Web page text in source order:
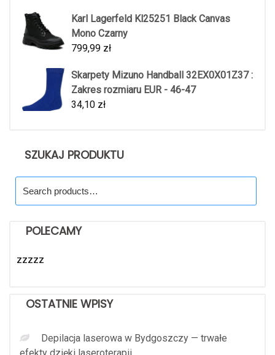
Karl Lagerfeld Kl25251 Black Canvas
Mono Czarny
799,99 zł
Skarpety Mizuno Handball 32EX0X01Z37 :
Zakres rozmiaru EUR - 46-47
34,10 zł
SZUKAJ PRODUKTU
for:
POLECAMY
zzzzz
OSTATNIE WPISY
Depilacja laserowa w Bydgoszczy — trwałe